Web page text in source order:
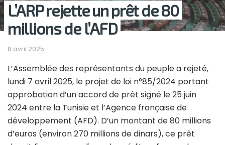
L’ARP rejette un prêt de 80
millions de l’AFD
8 avril 2025
L’Assemblée des représentants du peuple a rejeté,
lundi 7 avril 2025, le projet de loi n°85/2024 portant
approbation d’un accord de prêt signé le 25 juin
2024 entre la Tunisie et l’Agence française de
développement (AFD). D’un montant de 80 millions
d’euros (environ 270 millions de dinars), ce prêt